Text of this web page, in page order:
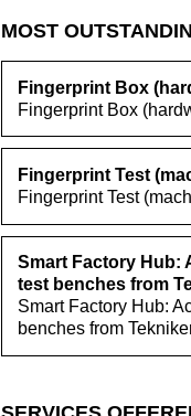
MOST
Fingerprint Box
Fingerprint Box
Fingerprint Test
Fingerprint Test
Smart Factory Hub:
test benches from
Smart Factory Hub:
benches from